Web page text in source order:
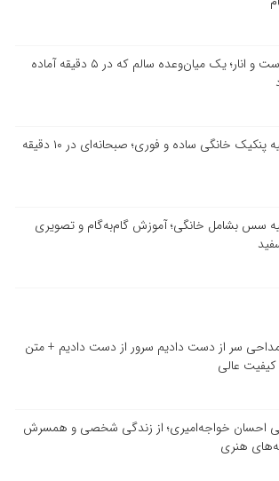
دسر ماست و انار؛ یک میان‌وعده سالم که در ۵ دقیقه آماده
پنکیک خانگی ساده و فوری؛ صبحانه‌ای در ۱۰ دقیقه
سس بشامل خانگی؛ آموزش گام‌به‌گام و تصویری
مداحی سر از دست دادیم سرور از دست دادیم + متن
عالی
احسان خواجه‌امیری؛ از زندگی شخصی و همسرش
هنری